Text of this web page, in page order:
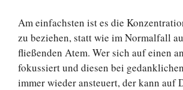
Am einfachsten ist es die
zu beziehen, statt wie im Normalfall
fließenden Atem. Wer sich auf einen
fokussiert und diesen bei
immer wieder ansteuert, der kann auf